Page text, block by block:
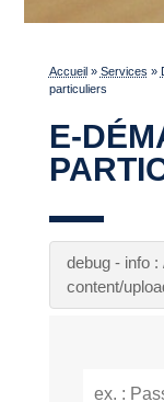
Accueil» Services »
particuliers
E-
debug - info
content/